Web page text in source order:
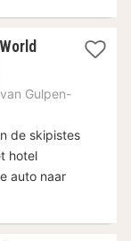
1
80
Gulpen-
de skipistes
hotel
auto naar